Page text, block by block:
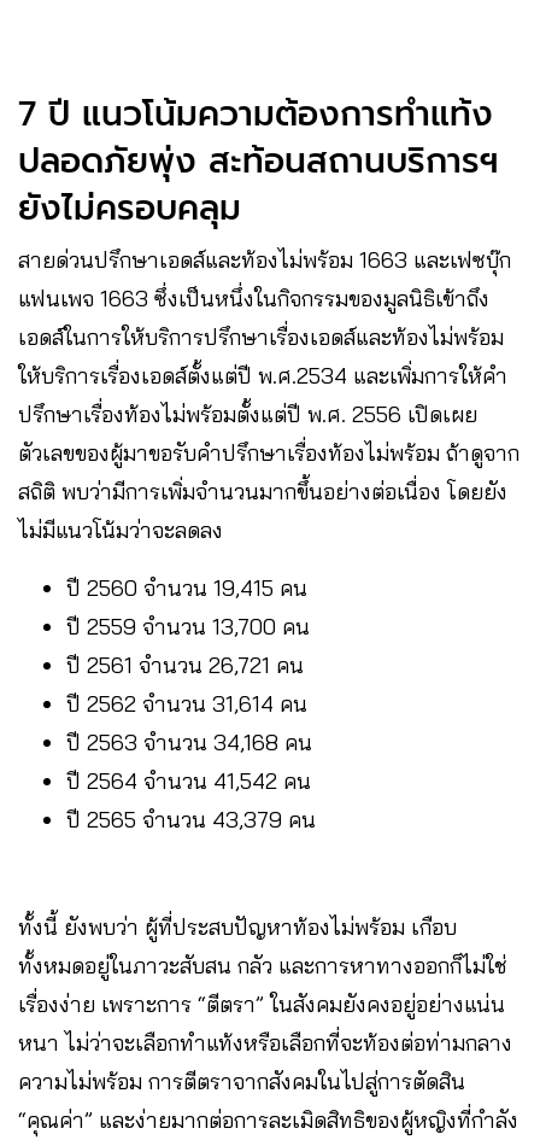
7 ปี แนวโน้มความต้องการทำแท้ง
ปลอดภัยพุ่ง สะท้อนสถานบริการฯ
ยังไม่ครอบคลุม
สายด่วนปรึกษาเอดส์และท้องไม่พร้อม 1663 และเฟซบุ๊ก
แฟนเพจ 1663 ซึ่งเป็นหนึ่งในกิจกรรมของมูลนิธิเข้าถึง
เอดส์ในการให้บริการปรึกษาเรื่องเอดส์และท้องไม่พร้อม
ให้บริการเรื่องเอดส์ตั้งแต่ปี พ.ศ.2534 และเพิ่มการให้คำ
ปรึกษาเรื่องท้องไม่พร้อมตั้งแต่ปี พ.ศ. 2556 เปิดเผย
ตัวเลขของผู้มาขอรับคำปรึกษาเรื่องท้องไม่พร้อม ถ้าดูจาก
สถิติ พบว่ามีการเพิ่มจำนวนมากขึ้นอย่างต่อเนื่อง โดยยัง
ไม่มีแนวโน้มว่าจะลดลง
ปี 2560 จำนวน 19,415 คน
ปี 2559 จำนวน 13,700 คน
ปี 2561 จำนวน 26,721 คน
ปี 2562 จำนวน 31,614 คน
ปี 2563 จำนวน 34,168 คน
ปี 2564 จำนวน 41,542 คน
ปี 2565 จำนวน 43,379 คน
ทั้งนี้ ยังพบว่า ผู้ที่ประสบปัญหาท้องไม่พร้อม เกือบ
ทั้งหมดอยู่ในภาวะสับสน กลัว และการหาทางออกก็ไม่ใช่
เรื่องง่าย เพราะการ “ตีตรา” ในสังคมยังคงอยู่อย่างแน่น
หนา ไม่ว่าจะเลือกทำแท้งหรือเลือกที่จะท้องต่อท่ามกลาง
ความไม่พร้อม การตีตราจากสังคมในไปสู่การตัดสิน
“คุณค่า” และง่ายมากต่อการละเมิดสิทธิของผู้หญิงที่กำลัง